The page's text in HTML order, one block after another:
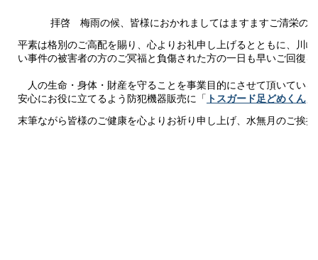
拝啓 梅雨の候、皆様におかれましてはますますご清栄の
平素は格別のご高配を賜り、心よりお礼申し上げるとともに、川
い事件の被害者の方のご冥福と負傷された方の一日も早いご回復
人の生命・身体・財産を守ることを事業目的にさせて頂いてい
安心にお役に立てるよう防犯機器販売に「 トスガード足どめくん
末筆ながら皆様のご健康を心よりお祈り申し上げ、水無月のご挨